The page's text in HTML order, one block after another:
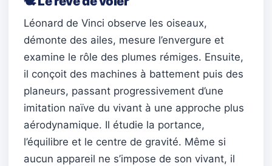
Léonard de Vinci observe les oiseaux,
démonte des ailes, mesure l’envergure et
examine le rôle des plumes rémiges. Ensuite,
il conçoit des machines à battement puis des
planeurs, passant progressivement d’une
imitation naïve du vivant à une approche plus
aérodynamique. Il étudie la portance,
l’équilibre et le centre de gravité. Même si
aucun appareil ne s’impose de son vivant, il